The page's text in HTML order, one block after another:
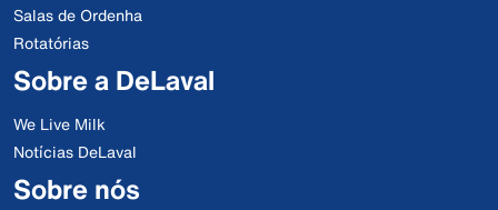
Salas de Ordenha
Rotatórias
Sobre a DeLaval
We Live Milk
Notícias DeLaval
Sobre nós